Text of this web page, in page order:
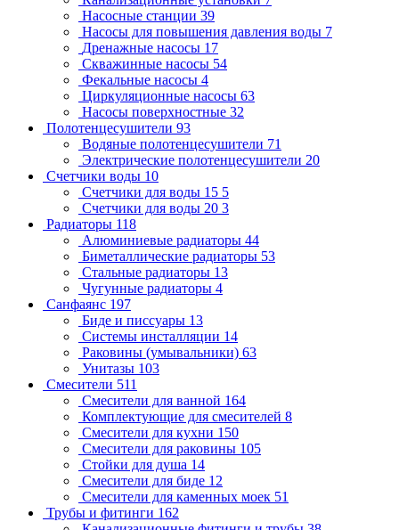
Насосные станции 39
Насосы для повышения давления воды 7
Дренажные насосы 17
Скважинные насосы 54
Фекальные насосы 4
Циркуляционные насосы 63
Насосы поверхностные 32
Полотенцесушители 93
Водяные полотенцесушители 71
Электрические полотенцесушители 20
Счетчики воды 10
Счетчики для воды 15 5
Счетчики для воды 20 3
Радиаторы 118
Алюминиевые радиаторы 44
Биметаллические радиаторы 53
Стальные радиаторы 13
Чугунные радиаторы 4
Санфаянс 197
Биде и писсуары 13
Системы инсталляции 14
Раковины (умывальники) 63
Унитазы 103
Смесители 511
Смесители для ванной 164
Комплектующие для смесителей 8
Смесители для кухни 150
Смесители для раковины 105
Стойки для душа 14
Смесители для биде 12
Смесители для каменных моек 51
Трубы и фитинги 162